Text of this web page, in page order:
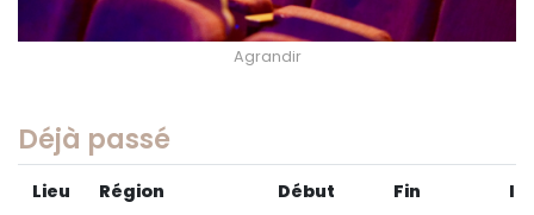
Agrandir
Déjà passé
Lieu Région Début Fin